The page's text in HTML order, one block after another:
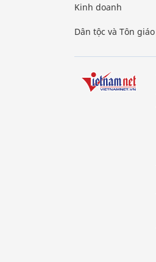
Kinh doanh
Dân tộc và Tôn giáo